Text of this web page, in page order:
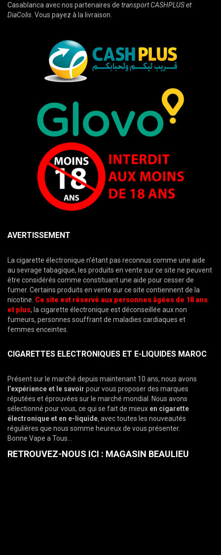
Casablanca avec nos partenaires de transport CASHPLUS et
DiaColis. Vous payez à la livraison.
AVERTISSEMENT
La cigarette électronique n’étant pas reconnus comme une aide
au sevrage tabagique, les produits en vente sur ce site ne peuvent
être considérés comme constituant une aide pour cesser de
fumer. Certains produits en vente sur ce site contiennent de la
nicotine. Ce site est réservé aux personnes âgées de 18 ans
et plus, la cigarette électronique est déconseillée aux non
fumeurs, personnes souffrant de maladies cardiaques et
femmes enceintes.
CIGARETTES ELECTRONIQUES ET E-LIQUIDES MAROC
Présent sur le marché depuis maintenant 10 ans, nous avons
l’expérience et le savoir pour vous proposer des marques
réputées et éprouvées sur le marché mondial. Nous avons
sélectionné pour vous, ce qui se fait de mieux en cigarette
électronique et en e-liquide, avec toutes les nouveautés
régulières que nous somme heureux de vous présenter.
Bonne Vape a Tous…
RETROUVEZ-NOUS ICI : MAGASIN BEAULIEU